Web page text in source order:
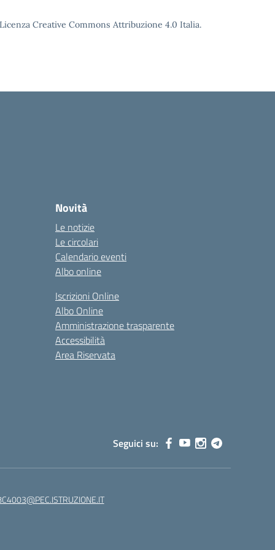
Creative Commons Attribuzione 4.0 Italia.
Novità
Le notizie
Le circolari
Calendario eventi
Albo online
Iscrizioni Online
Albo Online
Amministrazione trasparente
Accessibilità
Area Riservata
Seguici su: